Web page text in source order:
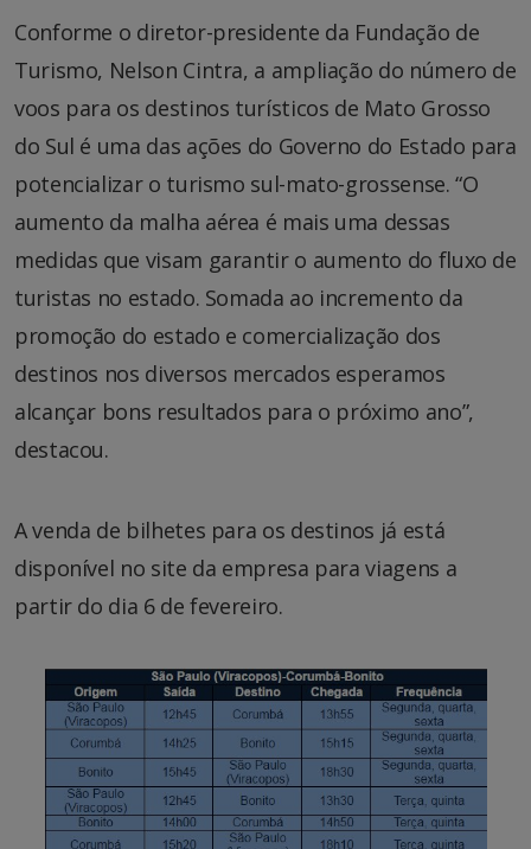
Conforme o diretor-presidente da Fundação de
Turismo, Nelson Cintra, a ampliação do número de
voos para os destinos turísticos de Mato Grosso
do Sul é uma das ações do Governo do Estado para
potencializar o turismo sul-mato-grossense. “O
aumento da malha aérea é mais uma dessas
medidas que visam garantir o aumento do fluxo de
turistas no estado. Somada ao incremento da
promoção do estado e comercialização dos
destinos nos diversos mercados esperamos
alcançar bons resultados para o próximo ano”,
destacou.
A venda de bilhetes para os destinos já está
disponível no site da empresa para viagens a
partir do dia 6 de fevereiro.